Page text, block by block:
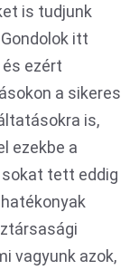
is tudjunk
itt
ezért
a sikeres
is,
ezekbe a
tett eddig
vagyunk azok,